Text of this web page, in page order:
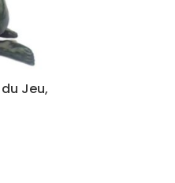
Jeu,